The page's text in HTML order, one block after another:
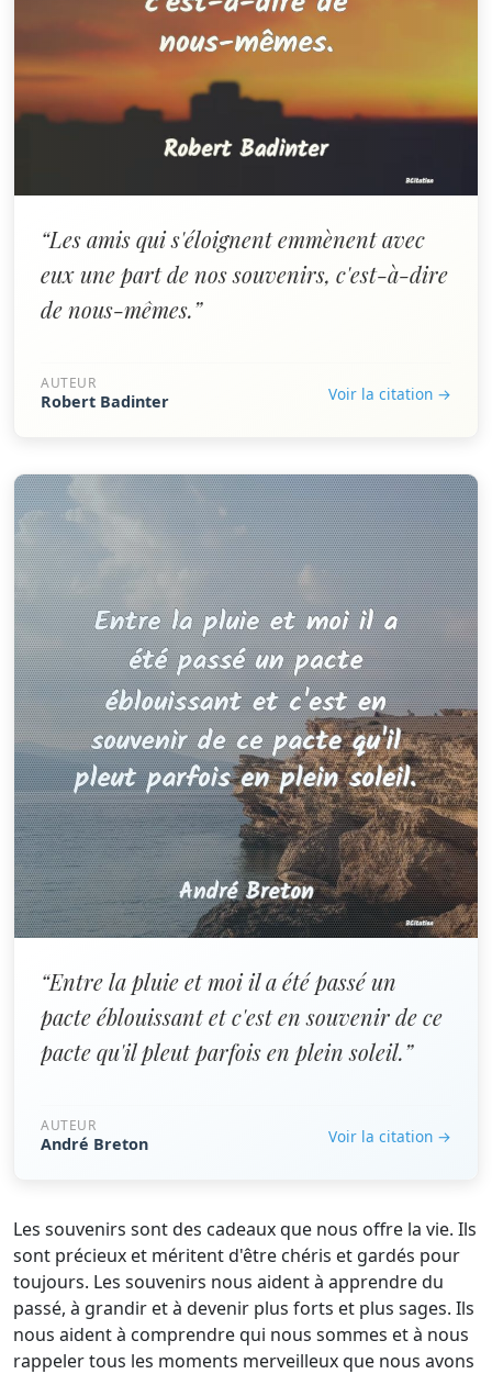
“Les amis qui s'éloignent emmènent avec
eux une part de nos souvenirs, c'est-à-dire
de nous-mêmes.”
AUTEUR
Robert Badinter Voir la citation →
“Entre la pluie et moi il a été passé un
pacte éblouissant et c'est en souvenir de ce
pacte qu'il pleut parfois en plein soleil.”
AUTEUR
André Breton Voir la citation →
Les souvenirs sont des cadeaux que nous offre la vie. Ils
sont précieux et méritent d'être chéris et gardés pour
toujours. Les souvenirs nous aident à apprendre du
passé, à grandir et à devenir plus forts et plus sages. Ils
nous aident à comprendre qui nous sommes et à nous
rappeler tous les moments merveilleux que nous avons